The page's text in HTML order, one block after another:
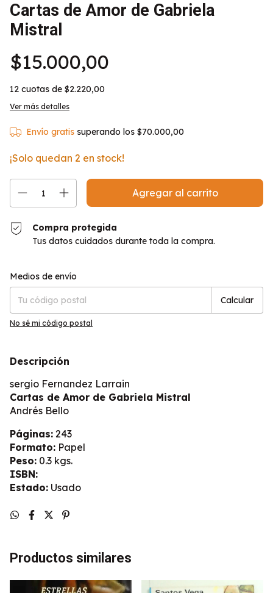
Cartas de Amor de Gabriela
Mistral
$15.000,00
12 cuotas de $2.220,00
Ver más detalles
Envío gratis superando los $70.000,00
¡Solo quedan 2 en stock!
Compra protegida
Tus datos cuidados durante toda la compra.
Entregas para el CP:
Medios de envío
Calcular
No sé mi código postal
Descripción
sergio Fernandez Larrain
Cartas de Amor de Gabriela Mistral
Andrés Bello
Páginas: 243
Formato: Papel
Peso: 0.3 kgs.
ISBN:
Estado: Usado
Productos similares